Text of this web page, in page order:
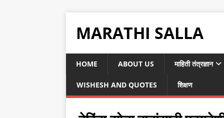
MARATHI SALLA
HOME ABOUT US माहिती तंत्रज्ञान
WISHESH AND QUOTES शिक्षण